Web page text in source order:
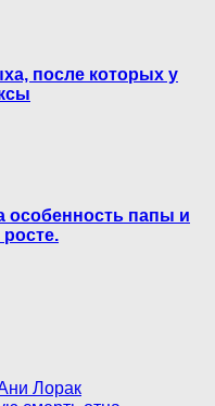
после которых у
особенность папы и
Лорак